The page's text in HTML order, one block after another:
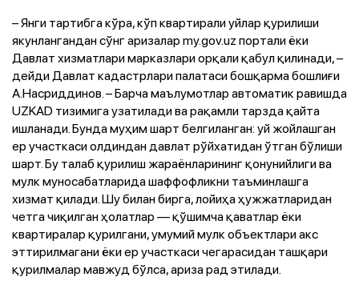
– Янги тартибга кўра, кўп квартирали уйлар қурилиши
якунлангандан сўнг аризалар my.gov.uz портали ёки
Давлат хизматлари марказлари орқали қабул қилинади, –
дейди Давлат кадастрлари палатаси бошқарма бошлиғи
А.Насриддинов. – Барча маълумотлар автоматик равишда
UZKAD тизимига узатилади ва рақамли тарзда қайта
ишланади. Бунда муҳим шарт белгиланган: уй жойлашган
ер участкаси олдиндан давлат рўйхатидан ўтган бўлиши
шарт. Бу талаб қурилиш жараёнларининг қонунийлиги ва
мулк муносабатларида шаффофликни таъминлашга
хизмат қилади. Шу билан бирга, лойиҳа ҳужжатларидан
четга чиқилган ҳолатлар — қўшимча қаватлар ёки
квартиралар қурилгани, умумий мулк объектлари акс
эттирилмагани ёки ер участкаси чегарасидан ташқари
қурилмалар мавжуд бўлса, ариза рад этилади.